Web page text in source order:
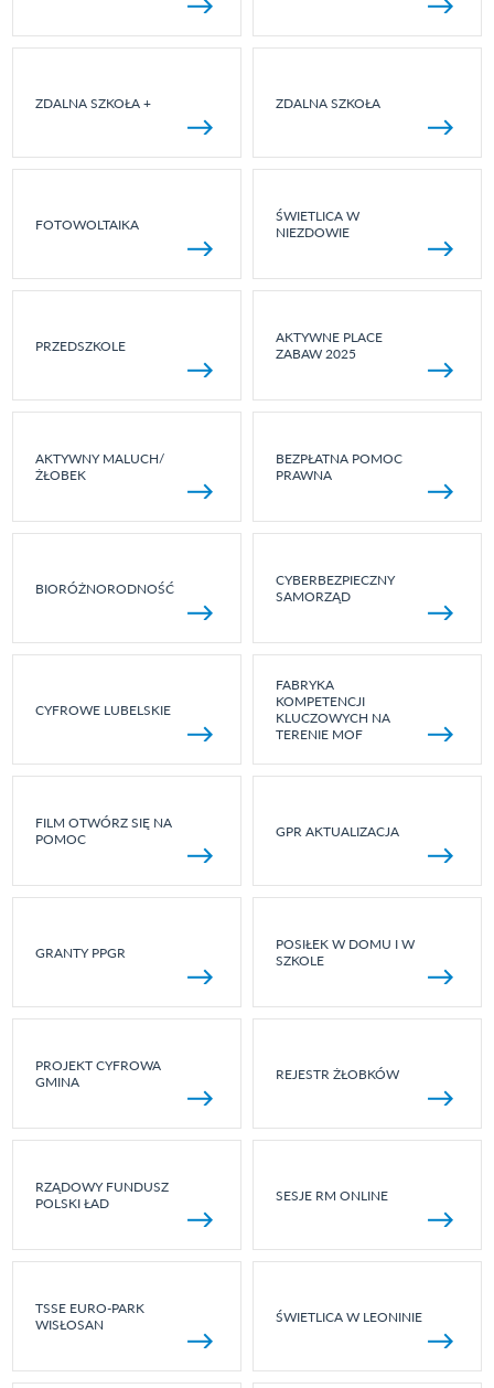
ZDALNA SZKOŁA + ZDALNA SZKOŁA
FOTOWOLTAIKA
ŚWIETLICA W
NIEZDOWIE
PRZEDSZKOLE
AKTYWNE PLACE
ZABAW 2025
AKTYWNY MALUCH/
ŻŁOBEK
BEZPŁATNA POMOC
PRAWNA
BIORÓŻNORODNOŚĆ
CYBERBEZPIECZNY
SAMORZĄD
CYFROWE LUBELSKIE
FABRYKA
KOMPETENCJI
KLUCZOWYCH NA
TERENIE MOF
FILM OTWÓRZ SIĘ NA
POMOC
GPR AKTUALIZACJA
GRANTY PPGR
POSIŁEK W DOMU I W
SZKOLE
PROJEKT CYFROWA
GMINA
REJESTR ŻŁOBKÓW
RZĄDOWY FUNDUSZ
POLSKI ŁAD
SESJE RM ONLINE
TSSE EURO-PARK
WISŁOSAN
ŚWIETLICA W LEONINIE